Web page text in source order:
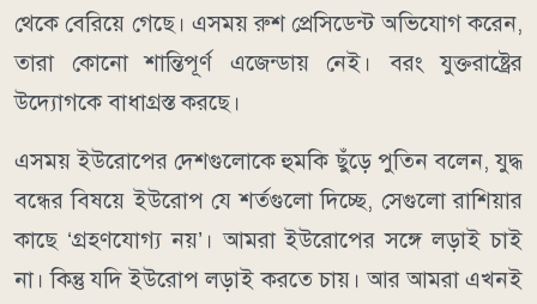
থেকে বেরিয়ে গেছে। এসময় রুশ প্রেসিডেন্ট অভিযোগ করেন,
তারা কোনো শান্তিপূর্ণ এজেন্ডায় নেই। বরং যুক্তরাষ্ট্রের
উদ্যোগকে বাধাগ্রস্ত করছে।
এসময় ইউরোপের দেশগুলোকে হুমকি ছুঁড়ে পুতিন বলেন, যুদ্ধ
বন্ধের বিষয়ে ইউরোপ যে শর্তগুলো দিচ্ছে, সেগুলো রাশিয়ার
কাছে ‘গ্রহণযোগ্য নয়’। আমরা ইউরোপের সঙ্গে লড়াই চাই
না। কিন্তু যদি ইউরোপ লড়াই করতে চায়। আর আমরা এখনই